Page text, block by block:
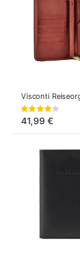
Bewertung:
80%
41,99 €